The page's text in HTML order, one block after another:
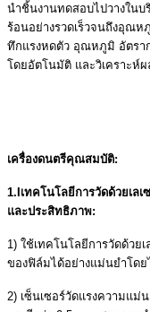
นำชิ้นงานทดสอบไปวางในบ
ร้อนอย่างรวดเร็วจนถึงอุณห
ทึกแรงหดตัว อุณหภูมิ อัตรา
โดยอัตโนมัติ และวิเคราะห์ผ
เครื่องดนตรีคุณสมบัติ:
1.I เทคโนโลยีการวัดด้วยเล
และประสิทธิภาพ:
1) ใช้เทคโนโลยีการวัดด้วย
ของฟิล์มได้อย่างแม่นยำโด
2) เซ็นเซอร์วัดแรงความแ